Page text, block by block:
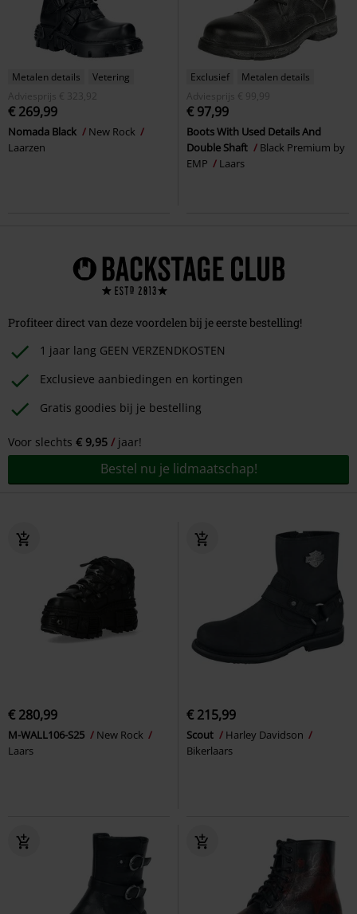
Metalen details
Vetering
Adviesprijs
€ 323,92
€ 269,99
Nomada Black
New Rock
Laarzen
Exclusief
Metalen details
Adviesprijs
€ 99,99
€ 97,99
Boots With Used Details And
Double Shaft
Black Premium by
EMP
Laars
Profiteer direct van deze voordelen bij je eerste bestelling!
1 jaar lang GEEN VERZENDKOSTEN
Exclusieve aanbiedingen en kortingen
Gratis goodies bij je bestelling
Voor slechts € 9,95 jaar!
Bestel nu je lidmaatschap!
€ 280,99
M-WALL106-S25
New Rock
Laars
€ 215,99
Scout
Harley Davidson
Bikerlaars